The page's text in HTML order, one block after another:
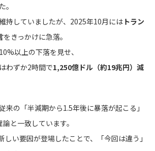
。
持していましたが、2025年10月には トラン
をきっかけに急落。
以上の下落を見せ、
わずか2時間で1,250億ドル（約19兆円）減
来の「半減期から1.5年後に暴落が起こる」
と一致しています。
しい要因が登場したことで、「今回は違う」